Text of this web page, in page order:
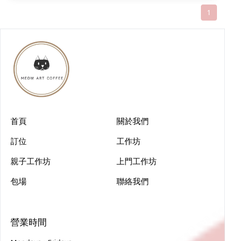
1
首頁
關於我們
訂位
工作坊
親子工作坊
上門工作坊
包場
聯絡我們
營業時間